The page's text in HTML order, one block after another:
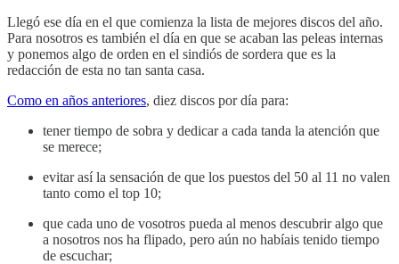
Llegó ese día en el que comienza la lista de mejores discos del año.
Para nosotros es también el día en que se acaban las peleas internas
y ponemos algo de orden en el sindiós de sordera que es la
redacción de esta no tan santa casa.
Como en años anteriores, diez discos por día para:
tener tiempo de sobra y dedicar a cada tanda la atención que
se merece;
evitar así la sensación de que los puestos del 50 al 11 no valen
tanto como el top 10;
que cada uno de vosotros pueda al menos descubrir algo que
a nosotros nos ha flipado, pero aún no habíais tenido tiempo
de escuchar;